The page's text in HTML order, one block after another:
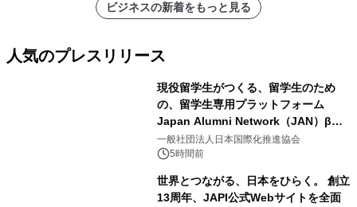
ビジネスの新着をもっと見る
人気のプレスリリース
現役留学生がつくる、留学生のため
の、留学生専用プラットフォーム
Japan Alumni Network（JAN）β版
をリリース
一般社団法人日本国際化推進協会
5時間前
世界とつながる、日本をひらく。 創立
13周年、JAPI公式Webサイトを全面